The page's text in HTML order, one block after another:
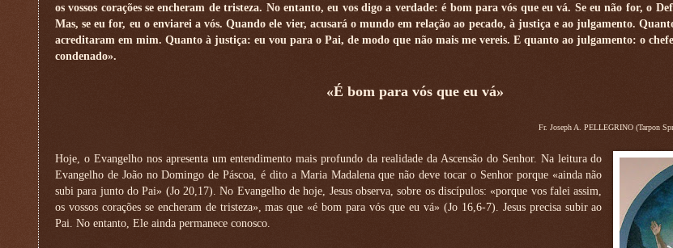
os vossos corações se encheram de tristeza. No entanto, eu vos digo a verdade: é bom para vós que eu vá. Se eu não for, o
Mas, se eu for, eu o enviarei a vós. Quando ele vier, acusará o mundo em relação ao pecado, à justiça e ao julgamento.
acreditaram em mim. Quanto à justiça: eu vou para o Pai, de modo que não mais me vereis. E quanto ao julgamento: o
condenado».
«É bom para vós que eu vá»
Fr. Joseph A. PELLEGRINO (Tarpon
Hoje, o Evangelho nos apresenta um entendimento mais profundo da realidade da Ascensão do Senhor. Na leitura do
Evangelho de João no Domingo de Páscoa, é dito a Maria Madalena que não deve tocar o Senhor porque «ainda não
subi para junto do Pai» (Jo 20,17). No Evangelho de hoje, Jesus observa, sobre os discípulos: «porque vos falei assim,
os vossos corações se encheram de tristeza», mas que «é bom para vós que eu vá» (Jo 16,6-7). Jesus precisa subir ao
Pai. No entanto, Ele ainda permanece conosco.